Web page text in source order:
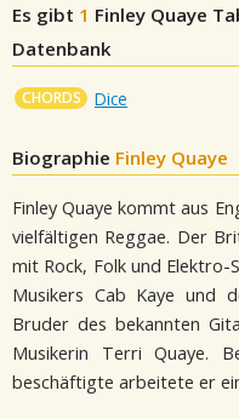
Es gibt 1 Finley Quaye
Datenbank
CHORDS Dice
Biographie Finley Quaye
Finley Quaye kommt aus
vielfältigen Reggae. Der
mit Rock, Folk und Elektro-
Musikers Cab Kaye und
Bruder des bekannten
Musikerin Terri Quaye.
beschäftigte arbeitete er